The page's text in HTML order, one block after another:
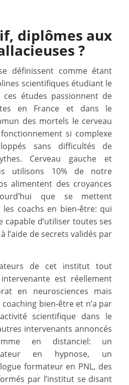
diplômes aux
?
définissent comme étant
scientifiques étudiant le
ces études passionnent de
en France et dans le
des mortels le cerveau
si complexe
sans difficultés de
Cerveau gauche et
utilisons 10% de notre
alimentent des croyances
que se mettent
coachs en bien-être: qui
capable d’utiliser toutes ses
l’aide de secrets validés par
de cet institut tout
est réellement
en neurosciences mais
bien-être et n’a par
scientifique dans le
intervenants annoncés
en distanciel: un
en hypnose, un
formateur en PNL, des
par l’institut se disant